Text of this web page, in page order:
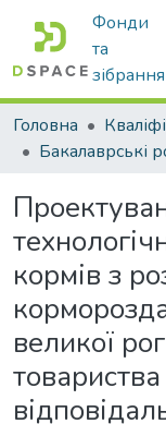
Фонди
та
зібрання
Головна
Бакалаврські
кормів з
великої